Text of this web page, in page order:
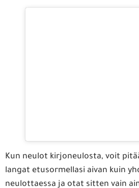
Kun neulot kirjoneulosta, voit
langat etusormellasi aivan kuin
neulottaessa ja otat sitten vain